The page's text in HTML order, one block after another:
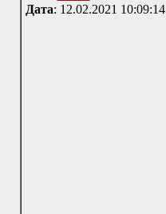
Дата: 12.02.2021 10:09:14